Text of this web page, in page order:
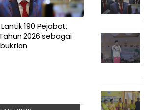
190 Pejabat,
2026 sebagai